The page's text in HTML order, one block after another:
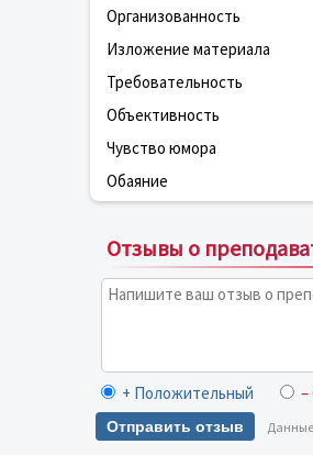
Организованность
Изложение материала
Требовательность
Объективность
Чувство юмора
Обаяние
Отзывы о
+ Положительный –
Отправить отзыв